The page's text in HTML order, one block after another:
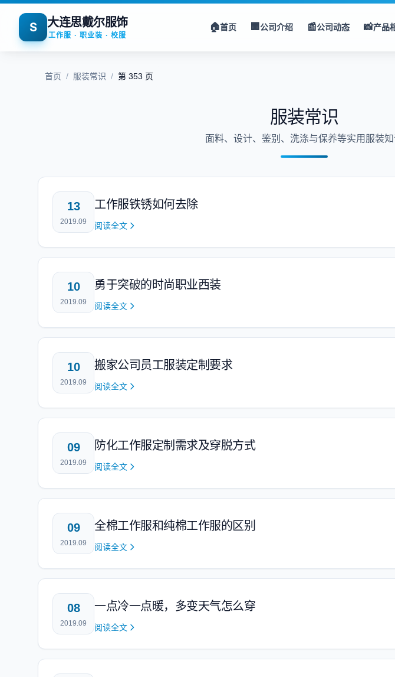
S 大连思戴尔服饰
工作服 · 职业装 · 校服
🏠首页 🏢公司介绍 📰公司动态 📸产品
首页 / 服装常识 / 第 353 页
服装常识
面料、设计、鉴别、洗涤与保养等实用服装知
13
2019.09
工作服铁锈如何去除
阅读全文
10
2019.09
勇于突破的时尚职业西装
阅读全文
10
2019.09
搬家公司员工服装定制要求
阅读全文
09
2019.09
防化工作服定制需求及穿脱方式
阅读全文
09
2019.09
全棉工作服和纯棉工作服的区别
阅读全文
08
2019.09
一点冷一点暖，多变天气怎么穿
阅读全文